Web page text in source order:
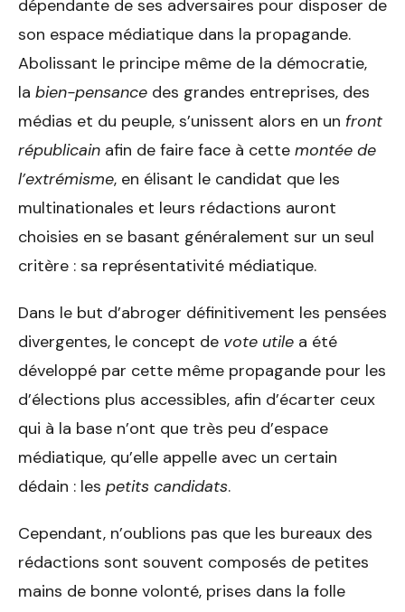
dépendante de ses adversaires pour disposer de
son espace médiatique dans la propagande.
Abolissant le principe même de la démocratie,
la bien-pensance des grandes entreprises, des
médias et du peuple, s’unissent alors en un front
républicain afin de faire face à cette montée de
l’extrémisme, en élisant le candidat que les
multinationales et leurs rédactions auront
choisies en se basant généralement sur un seul
critère : sa représentativité médiatique.
Dans le but d’abroger définitivement les pensées
divergentes, le concept de vote utile a été
développé par cette même propagande pour les
d’élections plus accessibles, afin d’écarter ceux
qui à la base n’ont que très peu d’espace
médiatique, qu’elle appelle avec un certain
dédain : les petits candidats.
Cependant, n’oublions pas que les bureaux des
rédactions sont souvent composés de petites
mains de bonne volonté, prises dans la folle